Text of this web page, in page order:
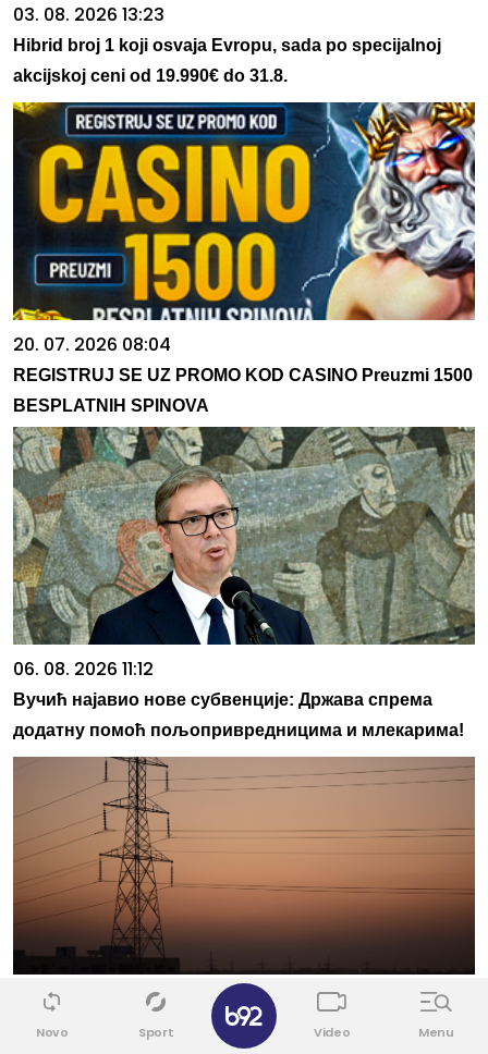
03. 08. 2026 13:23
Hibrid broj 1 koji osvaja Evropu, sada po specijalnoj
akcijskoj ceni od 19.990€ do 31.8.
20. 07. 2026 08:04
REGISTRUJ SE UZ PROMO KOD CASINO Preuzmi 1500
BESPLATNIH SPINOVA
06. 08. 2026 11:12
Вучић најавио нове субвенције: Држава спрема
додатну помоћ пољопривредницима и млекарима!
06. 08. 2026 12:00
ЕМС: ЕЛЕКТРОЕНЕРГЕТСКИ СИСТЕМ СТАБИЛАН,
Novo Sport Video Menu
✕